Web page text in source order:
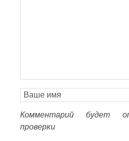
Комментарий будет
проверки